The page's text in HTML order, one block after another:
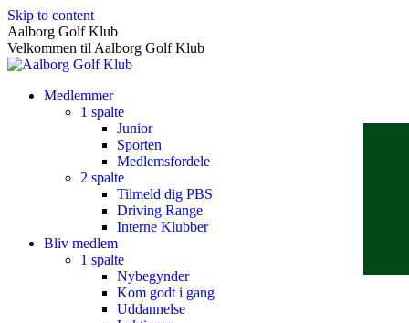
Skip to content
Aalborg Golf Klub
Velkommen til Aalborg Golf Klub
Medlemmer
1 spalte
Junior
Sporten
Medlemsfordele
2 spalte
Tilmeld dig PBS
Driving Range
Interne Klubber
Bliv medlem
1 spalte
Nybegynder
Kom godt i gang
Uddannelse